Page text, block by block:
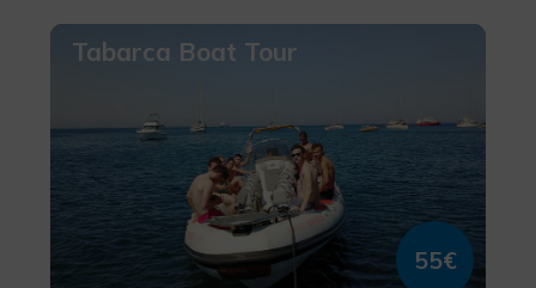
Tabarca Boat Tour
55€